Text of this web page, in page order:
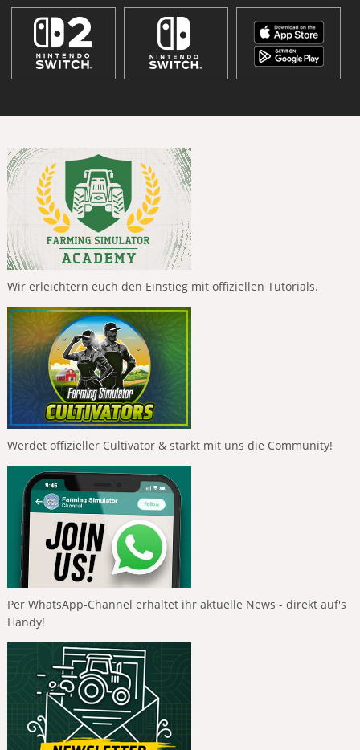
Wir erleichtern euch den Einstieg mit offiziellen Tutorials.
Werdet offizieller Cultivator & stärkt mit uns die Community!
Per WhatsApp-Channel erhaltet ihr aktuelle News - direkt auf's
Handy!